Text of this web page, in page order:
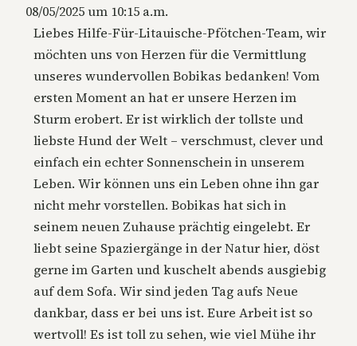
08/05/2025um 10:15 a.m.
Liebes Hilfe-Für-Litauische-Pfötchen-Team, wir
möchten uns von Herzen für die Vermittlung
unseres wundervollen Bobikas bedanken! Vom
ersten Moment an hat er unsere Herzen im
Sturm erobert. Er ist wirklich der tollste und
liebste Hund der Welt – verschmust, clever und
einfach ein echter Sonnenschein in unserem
Leben. Wir können uns ein Leben ohne ihn gar
nicht mehr vorstellen. Bobikas hat sich in
seinem neuen Zuhause prächtig eingelebt. Er
liebt seine Spaziergänge in der Natur hier, döst
gerne im Garten und kuschelt abends ausgiebig
auf dem Sofa. Wir sind jeden Tag aufs Neue
dankbar, dass er bei uns ist. Eure Arbeit ist so
wertvoll! Es ist toll zu sehen, wie viel Mühe ihr